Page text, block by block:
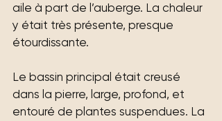
aile à part de l’auberge. La chaleur
y était très présente, presque
étourdissante.
Le bassin principal était creusé
dans la pierre, large, profond, et
entouré de plantes suspendues. La